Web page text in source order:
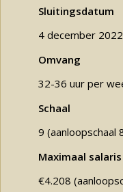
Sluitingsdatum
4 december 2022
Omvang
32-36 uur per
Schaal
9 (aanloopschaal
Maximaal
€4.208